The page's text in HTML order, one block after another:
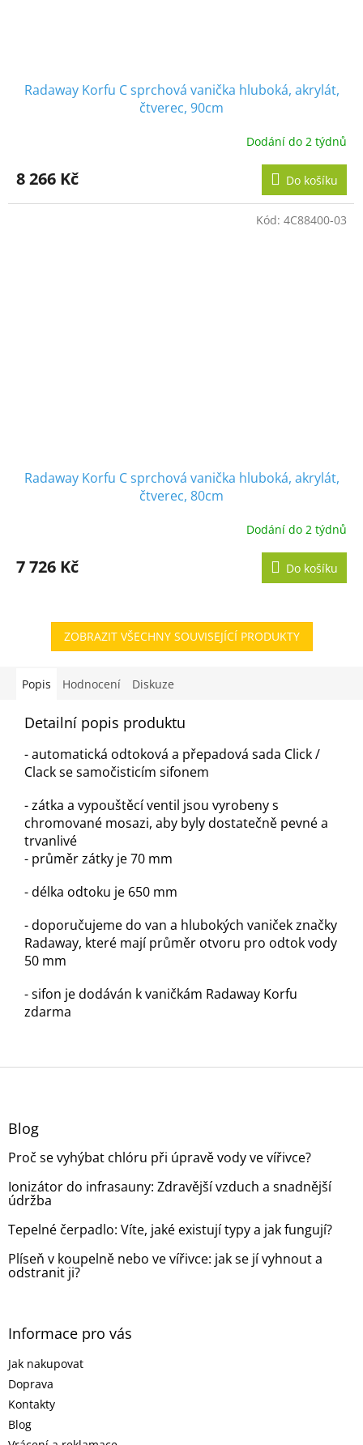
Radaway Korfu C sprchová vanička hluboká, akrylát,
čtverec, 90cm
Dodání do 2 týdnů
8 266 Kč Do košíku
Radaway Korfu C sprchová vanička hluboká, akrylát,
čtverec, 80cm
Dodání do 2 týdnů
7 726 Kč Do košíku
Kód: 4C88400-03
ZOBRAZIT VŠECHNY SOUVISEJÍCÍ PRODUKTY
Popis Hodnocení Diskuze
Detailní popis produktu
- automatická odtoková a přepadová sada Click /
Clack se samočisticím sifonem
- zátka a vypouštěcí ventil jsou vyrobeny s
chromované mosazi, aby byly dostatečně pevné a
trvanlivé
- průměr zátky je 70 mm
- délka odtoku je 650 mm
- doporučujeme do van a hlubokých vaniček značky
Radaway, které mají průměr otvoru pro odtok vody
50 mm
- sifon je dodáván k vaničkám Radaway Korfu
zdarma
Z
Blog
Proč se vyhýbat chlóru při úpravě vody ve vířivce?
Ionizátor do infrasauny: Zdravější vzduch a snadnější
údržba
Tepelné čerpadlo: Víte, jaké existují typy a jak fungují?
Plíseň v koupelně nebo ve vířivce: jak se jí vyhnout a
odstranit ji?
Informace pro vás
Jak nakupovat
Doprava
Kontakty
Blog